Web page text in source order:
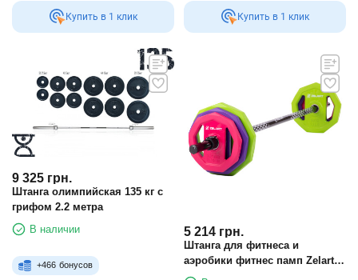
Купить в 1 клик Купить в 1 клик
9 325 грн.
Штанга олимпийская 135 кг с
грифом 2.2 метра
В наличии
+466 бонусов
5 214 грн.
Штанга для фитнеса и
аэробики фитнес памп Zelart
TA-7801-17_5 17,5кг